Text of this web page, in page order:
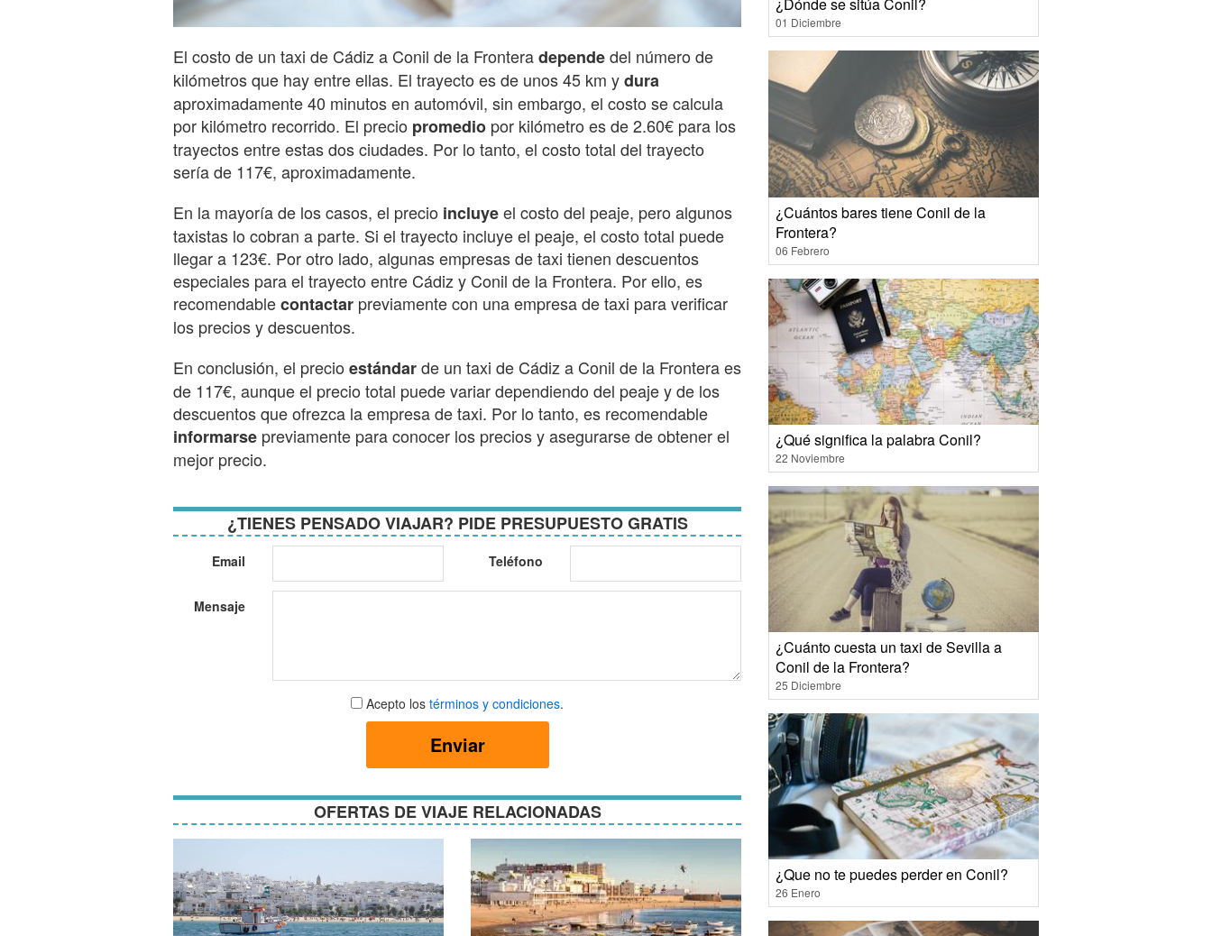
El costo de un taxi de Cádiz a Conil de la Fronteradependedel número de
kilómetros que hay entre ellas. El trayecto es de unos 45 km ydura
aproximadamente 40 minutos en automóvil, sin embargo, el costo se calcula
por kilómetro recorrido. El precio promedio por kilómetro es de 2.60€ para los
trayectos entre estas dos ciudades. Por lo tanto, el costo total del trayecto
sería de 117€, aproximadamente.
En la mayoría de los casos, el precio incluyeel costo del peaje, pero algunos
taxistas lo cobran a parte. Si el trayecto incluye el peaje, el costo total puede
llegar a 123€. Por otro lado, algunas empresas de taxi tienen descuentos
especiales para el trayecto entre Cádiz y Conil de la Frontera. Por ello, es
recomendablecontactar previamente con una empresa de taxi para verificar
los precios y descuentos.
En conclusión, el precio estándarde un taxi de Cádiz a Conil de la Frontera es
de 117€, aunque el precio total puede variar dependiendo del peaje y de los
descuentos que ofrezca la empresa de taxi. Por lo tanto, es recomendable
informarse previamente para conocer los precios y asegurarse de obtener el
mejor precio.
¿TIENES PENSADO VIAJAR? PIDE PRESUPUESTO GRATIS
Email Teléfono
Mensaje
Aceptar
términos
Acepto los términos y condiciones.
Enviar
OFERTAS DE VIAJE RELACIONADAS
¿Dónde se sitúa Conil?
01 Diciembre
¿Cuántos bares tiene Conil de la
Frontera?
06 Febrero
¿Qué significa la palabra Conil?
22 Noviembre
¿Cuánto cuesta un taxi de Sevilla a
Conil de la Frontera?
25 Diciembre
¿Que no te puedes perder en Conil?
26 Enero